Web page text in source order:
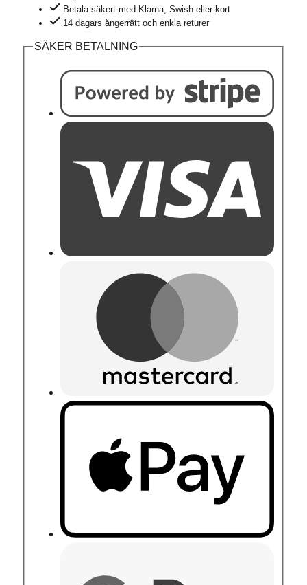
JACOB
naturvit
mängd
Betala säkert med Klarna, Swish eller kort
14 dagars ångerrätt och enkla returer
SÄKER BETALNING